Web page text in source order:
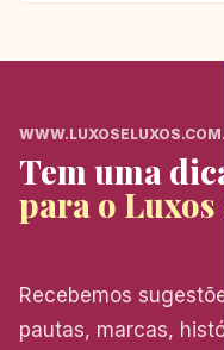
Tem uma
para o Luxos
Recebemos
pautas, marcas,